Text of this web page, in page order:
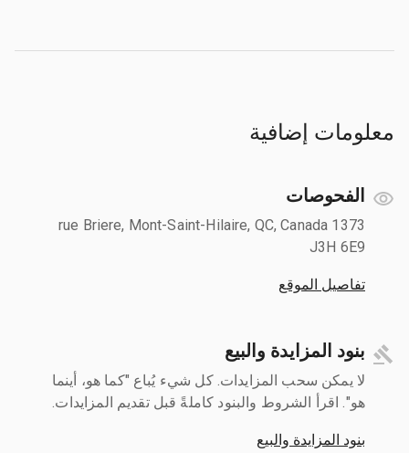
معلومات إضافية
الفحوصات
1373 rue Briere, Mont-Saint-Hilaire, QC, Canada
J3H 6E9
تفاصيل الموقع
بنود المزايدة والبيع
لا يمكن سحب المزايدات. كل شيء يُباع "كما هو، أينما
هو". اقرأ الشروط والبنود كاملةً قبل تقديم المزايدات.
بنود المزايدة والبيع